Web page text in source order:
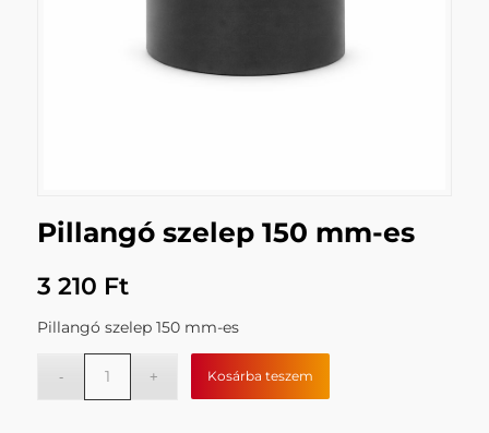
Pillangó szelep 150 mm-es
3 210 Ft
Pillangó szelep 150 mm-es
Kosárba teszem